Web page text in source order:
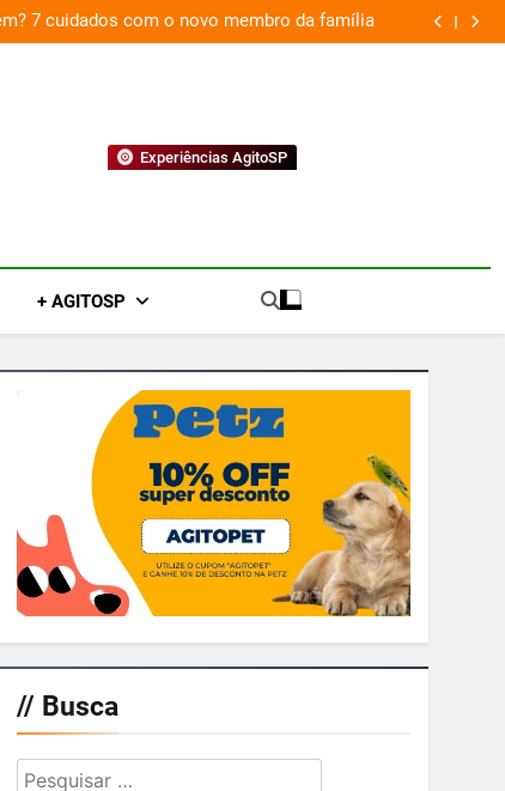
7 cuidados com o novo membro da família
Experiências AgitoSP
+ AGITOSP
// Busca
Pesquisar